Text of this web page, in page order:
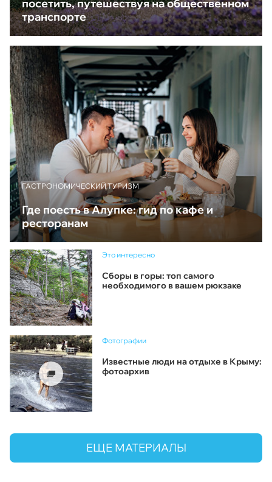
посетить, путешествуя на общественном
транспорте
ГАСТРОНОМИЧЕСКИЙ ТУРИЗМ
Где поесть в Алупке: гид по кафе и
ресторанам
Это интересно
Сборы в горы: топ самого
необходимого в вашем рюкзаке
Фотографии
Известные люди на отдыхе в Крыму:
фотоархив
ЕЩЕ МАТЕРИАЛЫ